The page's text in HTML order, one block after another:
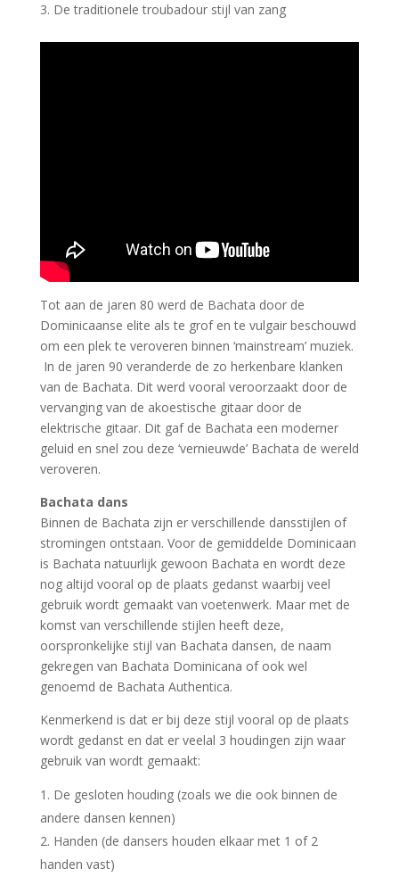
De traditionele troubadour stijl van zang
Tot aan de jaren 80 werd de Bachata door de
Dominicaanse elite als te grof en te vulgair beschouwd
om een plek te veroveren binnen ‘mainstream’ muziek.
In de jaren 90 veranderde de zo herkenbare klanken
van de Bachata. Dit werd vooral veroorzaakt door de
vervanging van de akoestische gitaar door de
elektrische gitaar. Dit gaf de Bachata een moderner
geluid en snel zou deze ‘vernieuwde’ Bachata de wereld
veroveren.
Bachata dans
Binnen de Bachata zijn er verschillende dansstijlen of
stromingen ontstaan. Voor de gemiddelde Dominicaan
is Bachata natuurlijk gewoon Bachata en wordt deze
nog altijd vooral op de plaats gedanst waarbij veel
gebruik wordt gemaakt van voetenwerk. Maar met de
komst van verschillende stijlen heeft deze,
oorspronkelijke stijl van Bachata dansen, de naam
gekregen van Bachata Dominicana of ook wel
genoemd de Bachata Authentica.
Kenmerkend is dat er bij deze stijl vooral op de plaats
wordt gedanst en dat er veelal 3 houdingen zijn waar
gebruik van wordt gemaakt:
De gesloten houding (zoals we die ook binnen de
andere dansen kennen)
Handen (de dansers houden elkaar met 1 of 2
handen vast)